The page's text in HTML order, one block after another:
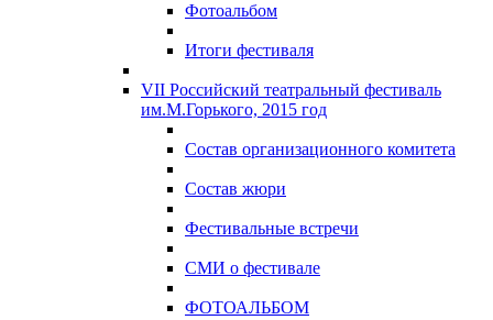
Фотоальбом
Итоги фестиваля
VII Российский театральный фестиваль
им.М.Горького, 2015 год
Состав организационного комитета
Состав жюри
Фестивальные встречи
СМИ о фестивале
ФОТОАЛЬБОМ